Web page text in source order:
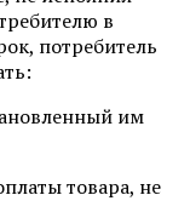
в
потребитель
им
товара, не